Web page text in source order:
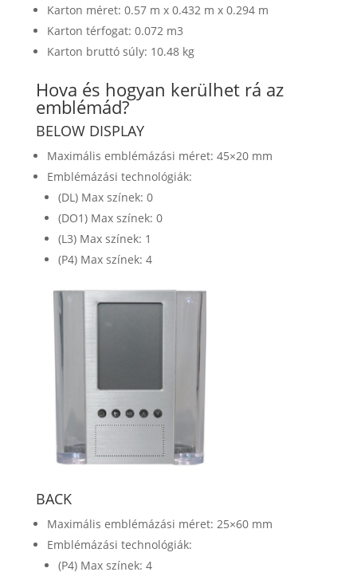
Karton méret: 0.57 m x 0.432 m x 0.294 m
Karton térfogat: 0.072 m3
Karton bruttó súly: 10.48 kg
Hova és hogyan kerülhet rá az
emblémád?
BELOW DISPLAY
Maximális emblémázási méret: 45×20 mm
Emblémázási technológiák:
(DL) Max színek: 0
(DO1) Max színek: 0
(L3) Max színek: 1
(P4) Max színek: 4
BACK
Maximális emblémázási méret: 25×60 mm
Emblémázási technológiák:
(P4) Max színek: 4